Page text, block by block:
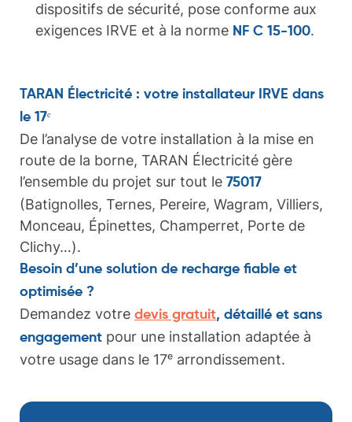
dispositifs de sécurité, pose conforme aux
exigences IRVE et à la norme NF C 15-100.
TARAN Électricité : votre installateur IRVE dans
le 17ᵉ
De l’analyse de votre installation à la mise en
route de la borne, TARAN Électricité gère
l’ensemble du projet sur tout le 75017
(Batignolles, Ternes, Pereire, Wagram, Villiers,
Monceau, Épinettes, Champerret, Porte de
Clichy…).
Besoin d’une solution de recharge fiable et
optimisée ?
Demandez votre devis gratuit, détaillé et sans
engagement pour une installation adaptée à
votre usage dans le 17ᵉ arrondissement.